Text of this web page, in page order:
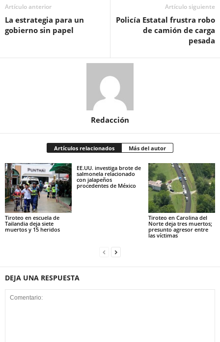
Artículo anterior
La estrategia para un
gobierno sin papel
Artículo siguiente
Policía Estatal frustra robo
de camión de carga
pesada
Redacción
Artículos relacionados Más del autor
Tiroteo en escuela de
Tailandia deja siete
muertos y 15 heridos
EE.UU. investiga brote de
salmonela relacionado
con jalapeños
procedentes de México
Tiroteo en Carolina del
Norte deja tres muertos;
presunto agresor entre
las víctimas
DEJA UNA RESPUESTA